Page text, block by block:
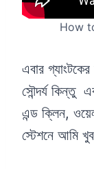
How
এবার
সৌন্দর্য কিন্তু
এন্ড ক্লিন,
স্টেশনে আমি